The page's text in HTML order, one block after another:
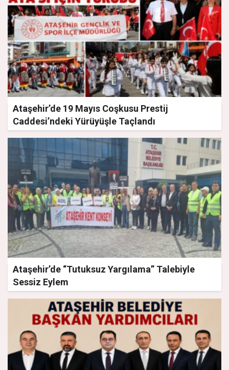
Ataşehir’de 19 Mayıs Coşkusu Prestij
Caddesi’ndeki Yürüyüşle Taçlandı
Ataşehir’de “Tutuksuz Yargılama” Talebiyle
Sessiz Eylem